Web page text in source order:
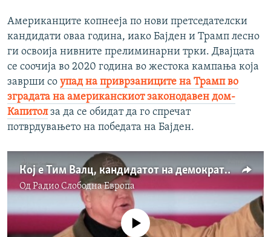
Американците копнееја по нови претседателски
кандидати оваа година, иако Бајден и Трамп лесно
ги освоија нивните прелиминарни трки. Двајцата
се соочија во 2020 година во жестока кампања која
заврши со упад на приврзаниците на Трамп во
зградата на американскиот законодавен дом-
Капитолза да се обидат да го спречат
потврдувањето на победата на Бајден.
Кој е Тим Валц, кандидатот на демократите за потпретседател на САД?
ОдРадио Слободна Eвропа
No media source currently available